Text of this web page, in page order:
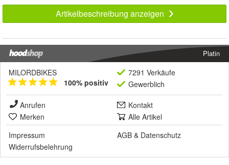
Artikelbeschreibung anzeigen
Platin
MILORDBIKES
100% positiv
7291 Verkäufe
Gewerblich
Anrufen
Kontakt
Merken
Alle Artikel
Impressum
AGB & Datenschutz
Widerrufsbelehrung